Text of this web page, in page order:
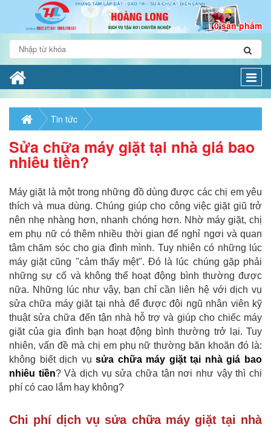
0 sản phẩm
Tin tức
Sửa chữa máy giặt tại nhà giá bao
nhiêu tiền?
Máy giặt là một trong những đồ dùng được các chị em yêu
thích và mua dùng. Chúng giúp cho công việc giặt giũ trở
nên nhẹ nhàng hơn, nhanh chóng hơn. Nhờ máy giặt, chị
em phụ nữ có thêm nhiều thời gian để nghỉ ngơi và quan
tâm chăm sóc cho gia đình mình. Tuy nhiên có những lúc
máy giặt cũng "cảm thấy mệt". Đó là lúc chúng gặp phải
những sự cố và không thể hoạt động bình thường được
nữa. Những lúc như vậy, bạn chỉ cần liên hệ với dịch vụ
sửa chữa máy giặt tại nhà để được đội ngũ nhân viên kỹ
thuật sửa chữa đến tận nhà hỗ trợ và giúp cho chiếc máy
giặt của gia đình bạn hoạt động bình thường trở lại. Tuy
nhiên, vấn đề mà chị em phụ nữ thường băn khoăn đó là:
không biết dịch vụsửa chữa máy giặt tại nhà giá bao
nhiêu tiền? Và dịch vụ sửa chữa tận nơi như vậy thì chi
phí có cao lắm hay không?
Chi phí dịch vụ sửa chữa máy giặt tại nhà